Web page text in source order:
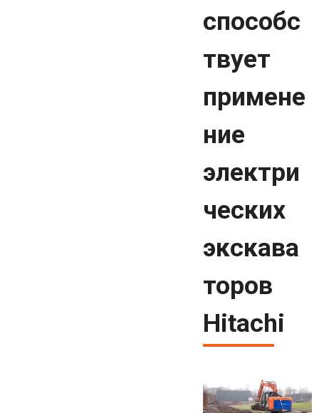
способс
твует
примене
ние
электри
ческих
экскава
торов
Hitachi